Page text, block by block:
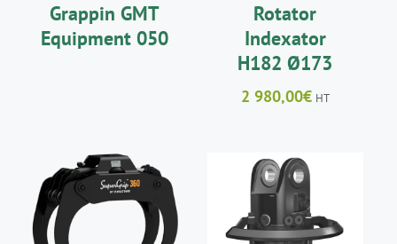
Grappin GMT
Equipment 050
Rotator
Indexator
H182 Ø173
2 980,00€ HT
AJOUTER AU
PANIER
AJOUTER AU
PANIER
/